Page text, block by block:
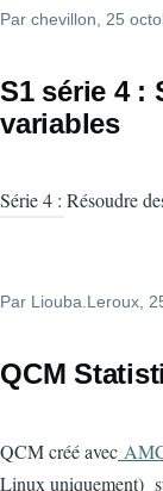
Par chevillon , 25
S1 série 4 :
variables
Série 4 : Résoudre
Par Liouba.Leroux,
QCM
QCM créé avec
Linux uniquement)